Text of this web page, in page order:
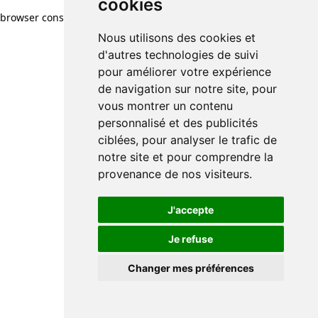
cookies
Nous utilisons des cookies et
d'autres technologies de suivi
pour améliorer votre expérience
de navigation sur notre site, pour
vous montrer un contenu
personnalisé et des publicités
ciblées, pour analyser le trafic de
notre site et pour comprendre la
provenance de nos visiteurs.
J'accepte
Je refuse
Changer mes préférences
browser console for more information)